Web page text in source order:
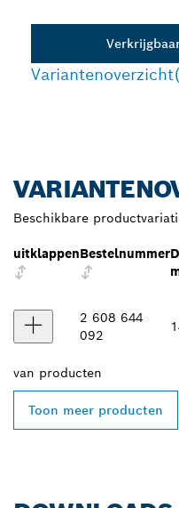
Variantenoverzicht
Beschikbare
uitklappenBestelnummer
2 608 644
092
van producten
Toon meer producten